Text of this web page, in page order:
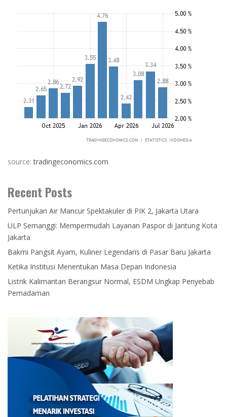
source:tradingeconomics.com
Recent Posts
Pertunjukan Air Mancur Spektakuler di PIK 2, Jakarta Utara
ULP Semanggi: Mempermudah Layanan Paspor di Jantung Kota
Jakarta
Bakmi Pangsit Ayam, Kuliner Legendaris di Pasar Baru Jakarta
Ketika Institusi Menentukan Masa Depan Indonesia
Listrik Kalimantan Berangsur Normal, ESDM Ungkap Penyebab
Pemadaman